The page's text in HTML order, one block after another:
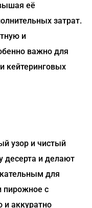
её
затрат.
и
важно для
кейтеринговых
узор и чистый
десерта и делают
для
пирожное с
и аккуратно